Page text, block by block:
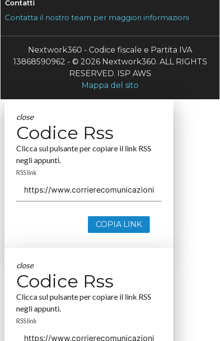
Contatti
Contatta il nostro team per maggiori informazioni
Nextwork360 - Codice fiscale e Partita IVA
13868590962 - © 2026 Nextwork360. ALL RIGHTS
RESERVED. ISP AWS
Mappa del sito
close
Codice Rss
Clicca sul pulsante per copiare il link RSS
negli appunti.
RSS link
COPIA LINK
close
Codice Rss
Clicca sul pulsante per copiare il link RSS
negli appunti.
RSS link